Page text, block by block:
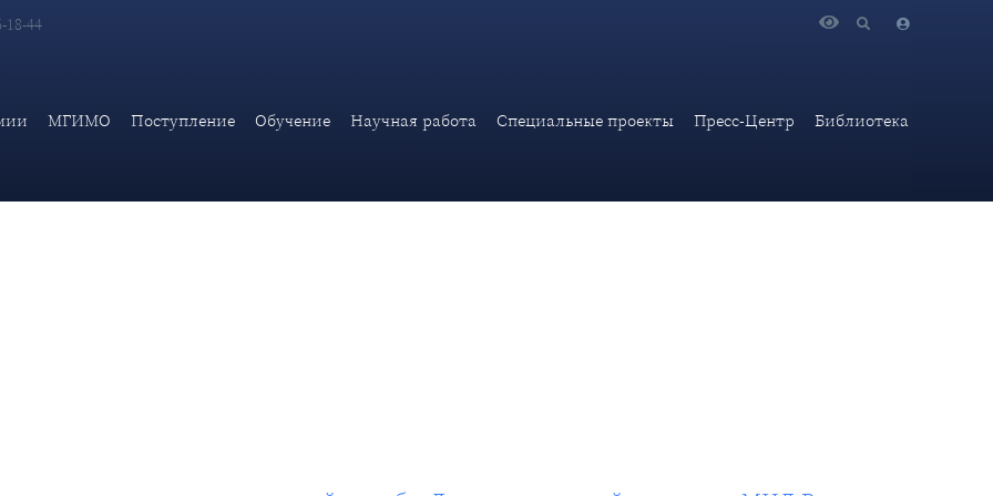
18-44
МГИМО Поступление Обучение Научная работа Специальные проекты Пресс-Центр Библиотека
кафедры дипломатии и консульской службы Дипломатической академии МИД России д-ра ист. наук В.И.Винокурова